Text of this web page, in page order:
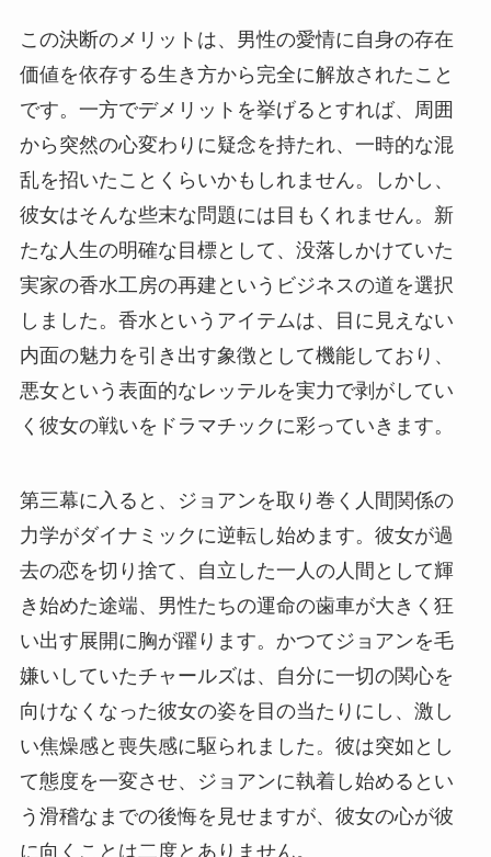
この決断のメリットは、男性の愛情に自身の存在
価値を依存する生き方から完全に解放されたこと
です。一方でデメリットを挙げるとすれば、周囲
から突然の心変わりに疑念を持たれ、一時的な混
乱を招いたことくらいかもしれません。しかし、
彼女はそんな些末な問題には目もくれません。新
たな人生の明確な目標として、没落しかけていた
実家の香水工房の再建というビジネスの道を選択
しました。香水というアイテムは、目に見えない
内面の魅力を引き出す象徴として機能しており、
悪女という表面的なレッテルを実力で剥がしてい
く彼女の戦いをドラマチックに彩っていきます。
第三幕に入ると、ジョアンを取り巻く人間関係の
力学がダイナミックに逆転し始めます。彼女が過
去の恋を切り捨て、自立した一人の人間として輝
き始めた途端、男性たちの運命の歯車が大きく狂
い出す展開に胸が躍ります。かつてジョアンを毛
嫌いしていたチャールズは、自分に一切の関心を
向けなくなった彼女の姿を目の当たりにし、激し
い焦燥感と喪失感に駆られました。彼は突如とし
て態度を一変させ、ジョアンに執着し始めるとい
う滑稽なまでの後悔を見せますが、彼女の心が彼
に向くことは二度とありません。